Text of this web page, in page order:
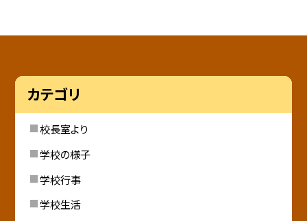
カテゴリ
校長室より
学校の様子
学校行事
学校生活